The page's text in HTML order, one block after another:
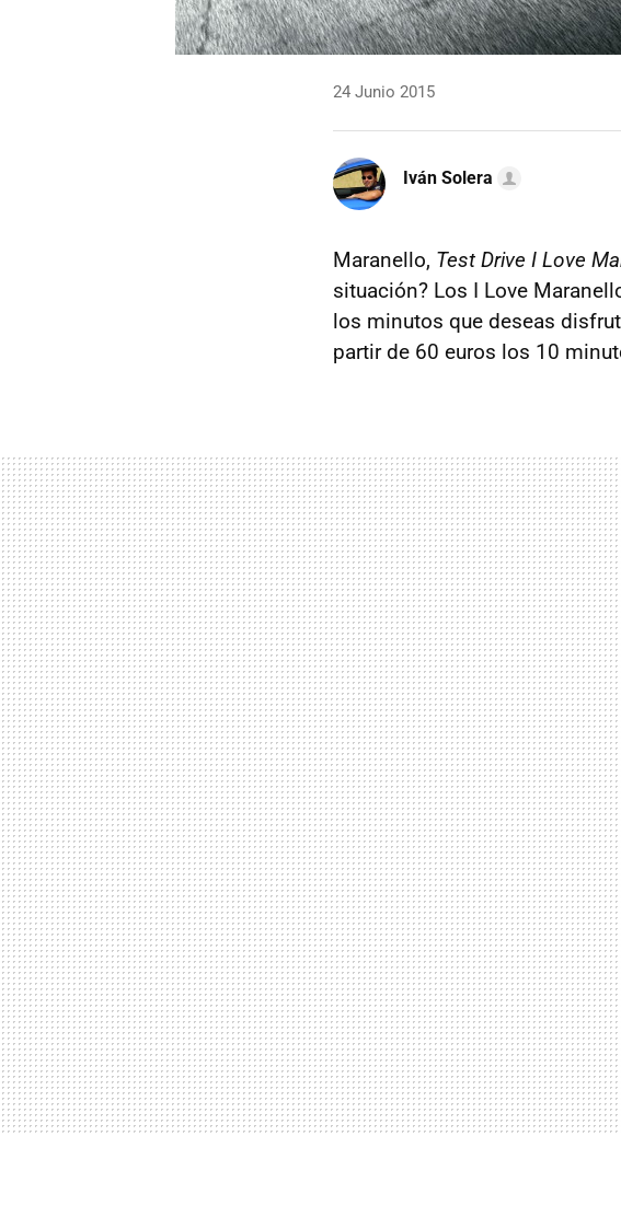
24 Junio 2015
Iván Solera
Maranello, Test Drive I Love
situación? Los I Love
los minutos que deseas
partir de 60 euros los 10